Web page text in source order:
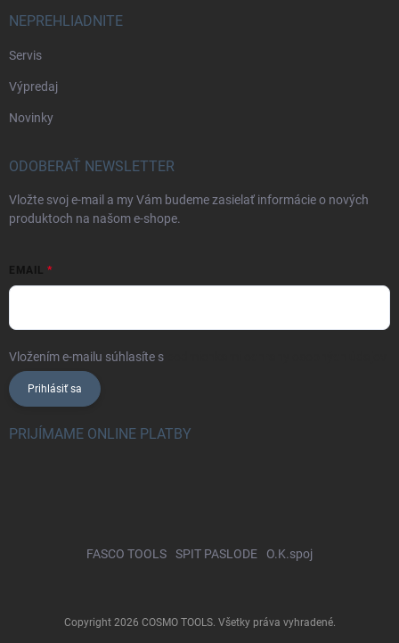
NEPREHLIADNITE
Servis
Výpredaj
Novinky
ODOBERAŤ NEWSLETTER
Vložte svoj e-mail a my Vám budeme zasielať informácie o nových
produktoch na našom e-shope.
EMAIL
Vložením e-mailu súhlasíte s
Prihlásiť sa
PRIJÍMAME ONLINE PLATBY
FASCO TOOLS SPIT PASLODE O.K.spoj
Copyright 2026 COSMO TOOLS. Všetky práva vyhradené.